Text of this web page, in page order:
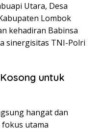
Utara, Desa
Lombok
kehadiran Babinsa
sinergisitas TNI-Polri
untuk
hangat dan
utama